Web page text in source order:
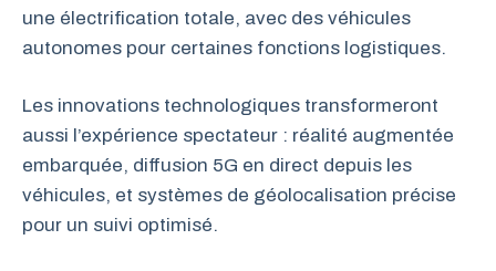
une électrification totale, avec des véhicules
autonomes pour certaines fonctions logistiques.
Les innovations technologiques transformeront
aussi l’expérience spectateur : réalité augmentée
embarquée, diffusion 5G en direct depuis les
véhicules, et systèmes de géolocalisation précise
pour un suivi optimisé.